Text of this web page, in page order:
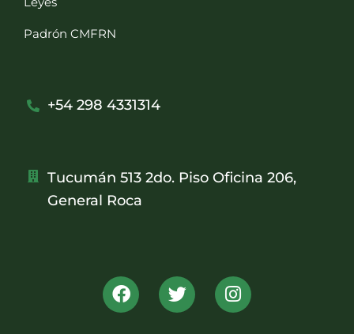
Padrón CMFRN
+54 298 4331314
Tucumán 513 2do. Piso Oficina 206,
General Roca